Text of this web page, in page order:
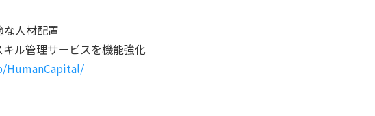
な人材配置
ル管理サービスを機能強化